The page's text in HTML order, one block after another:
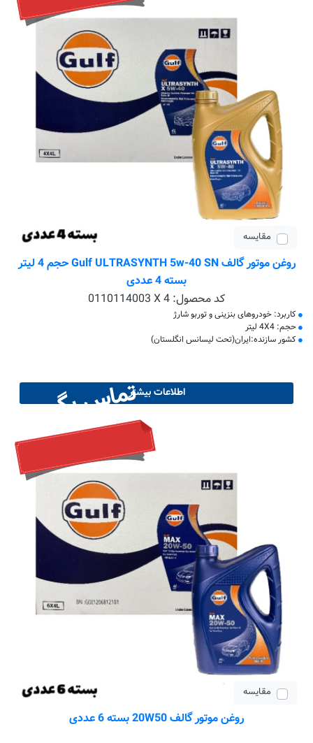
مقایسه
روغن موتور گالف Gulf ULTRASYNTH 5w-40 SN حجم 4 لیتر
بسته 4 عددی
کد محصول: 0110114003 X 4
کاربرد: خودروهای بنزینی و توربو شارژ
حجم: 4X4 لیتر
کشور سازنده:ایران(تحت لیسانس انگلستان)
اطلاعات بیشترتماس بگیرید
مقایسه
روغن موتور گالف 20W50 بسته 6 عددی